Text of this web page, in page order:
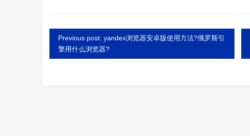
Previous post: yandex浏览器安卓版使用方法?俄罗斯引
擎用什么浏览器?